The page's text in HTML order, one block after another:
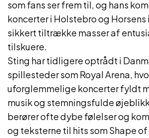
som fans ser frem til, og hans
koncerter i Holstebro og Horsens
sikkert tiltrække masser af
tilskuere.
Sting har tidligere optrådt i
spillesteder som Royal Arena,
uforglemmelige koncerter fyldt
musik og stemningsfulde
berører ofte dybe følelser og
og teksterne til hits som Shape